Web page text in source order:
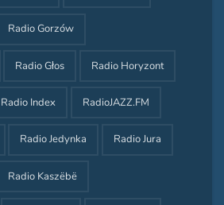
Radio Gorzów
Radio Głos Radio Horyzont
Radio Index RadioJAZZ.FM
Radio Jedynka Radio Jura
Radio Kaszëbë